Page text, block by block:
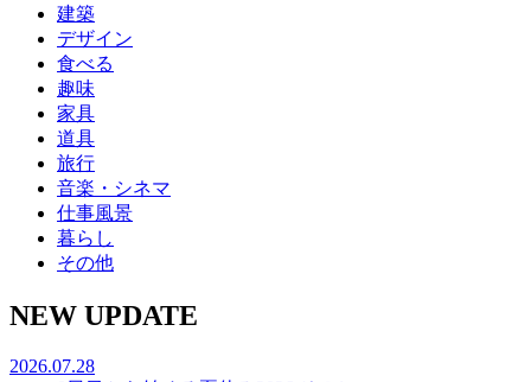
建築
デザイン
食べる
趣味
家具
道具
旅行
音楽・シネマ
仕事風景
暮らし
その他
NEW UPDATE
2026.07.28